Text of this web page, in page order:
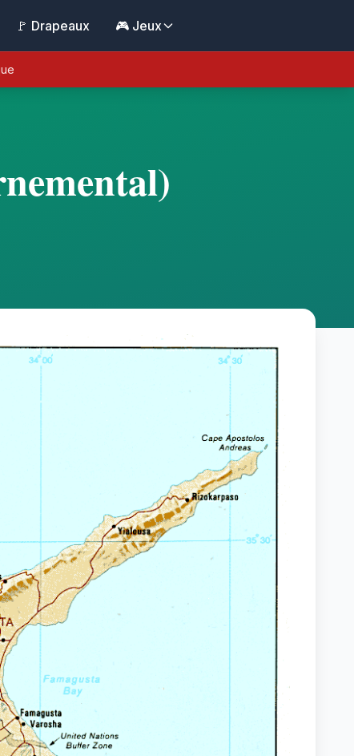
🚩 Drapeaux 🎮 Jeux